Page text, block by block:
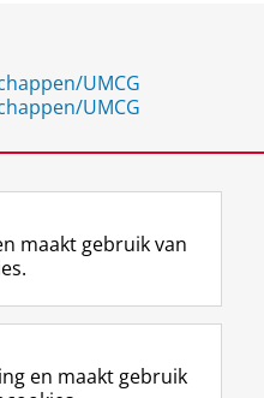
UMCG
UMCG
F
a
e
L
i
k
R
S
-
I
n
t
Y
o
T
maakt gebruik van
en maakt gebruik